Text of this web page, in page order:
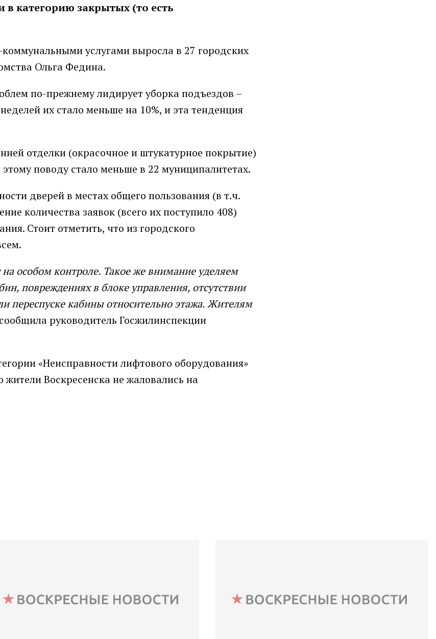
в категорию закрытых (то есть
услугами выросла в 27 городских
Ольга Федина.
по-прежнему лидирует уборка подъездов –
их стало меньше на 10%, и эта тенденция
отделки (окрасочное и штукатурное покрытие)
поводу стало меньше в 22 муниципалитетах.
дверей в местах общего пользования (в т.ч.
количества заявок (всего их поступило 408)
Стоит отметить, что из городского
особом контроле. Такое же внимание уделяем
повреждениях в блоке управления, отсутствии
переспуске кабины относительно этажа. Жителям
руководитель Госжилинспекции
«Неисправности лифтового оборудования»
Воскресенска не жаловались на